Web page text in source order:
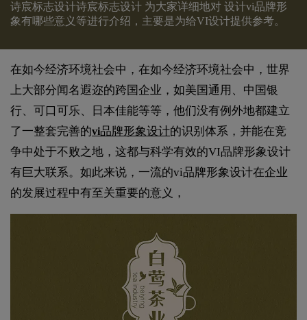
诗宸标志设计诗宸标志设计 为大家详细地对 设计vi品牌形
象有哪些意义等进行介绍，主要是为给VI设计提供参考。
在如今经济环境社会中，在如今经济环境社会中，世界
上大部分闻名遐迩的跨国企业，如美国通用、中国银
行、可口可乐、日本佳能等等，他们没有例外地都建立
了一整套完善的vi品牌形象设计的识别体系，并能在竞
争中处于不败之地，这都与科学有效的VI品牌形象设计
有巨大联系。如此来说，一流的vi品牌形象设计在企业
的发展过程中有至关重要的意义，